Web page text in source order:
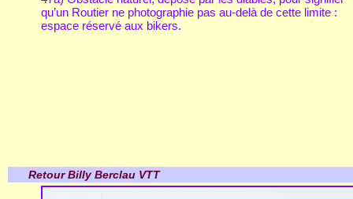
qu’un Routier ne photographie pas au-delà de cette limite :
espace réservé aux bikers.
Retour Billy Berclau VTT